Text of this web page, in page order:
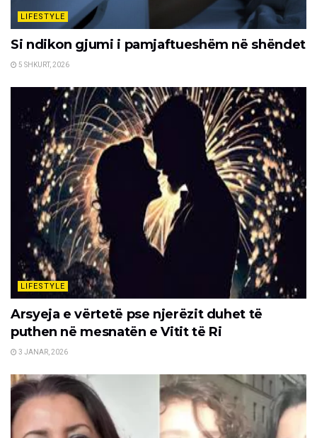
LIFESTYLE
Si ndikon gjumi i pamjaftueshëm në shëndet
5 SHKURT, 2026
LIFESTYLE
Arsyeja e vërtetë pse njerëzit duhet të
puthen në mesnatën e Vitit të Ri
3 JANAR, 2026